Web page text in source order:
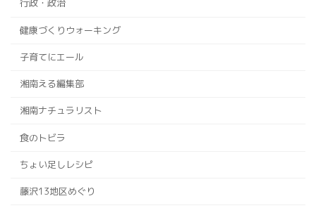
行政・政治
健康づくりウォーキング
子育てにエール
湘南える編集部
湘南ナチュラリスト
食のトビラ
ちょい足しレシピ
藤沢13地区めぐり